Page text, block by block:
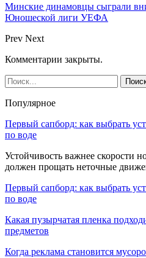
Минские динамовцы сыграли
Юношеской лиги УЕФА
Prev Next
Комментарии закрыты.
Популярное
Первый сапборд: как выбрать
по воде
Устойчивость важнее скорости
должен прощать неточные
Первый сапборд: как выбрать
по воде
Какая пузырчатая пленка
предметов
Когда реклама становится